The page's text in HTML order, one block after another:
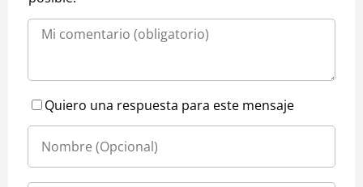
Quiero una respuesta para este mensaje